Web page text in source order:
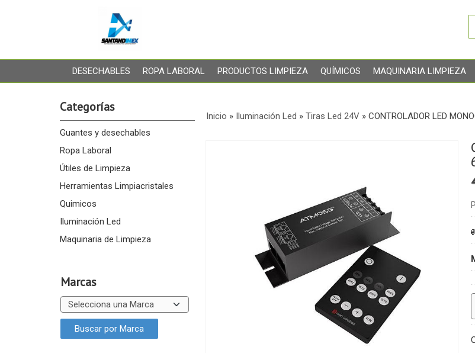
DESECHABLES ROPA LABORAL PRODUCTOS LIMPIEZA QUÍMICOS MAQUINARIA LIMPIEZA
Categorías
Guantes y desechables
Ropa Laboral
Útiles de Limpieza
Herramientas Limpiacristales
Quimicos
Iluminación Led
Maquinaria de Limpieza
Marcas
Inicio » Iluminación Led » Tiras Led 24V» CONTROLADOR LED